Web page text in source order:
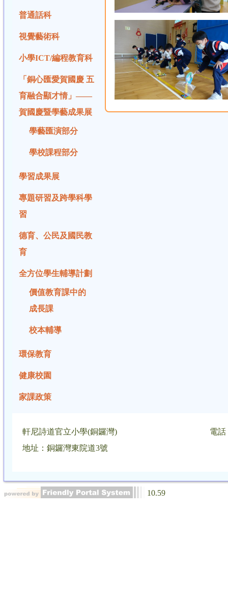
普通話科
視覺藝術科
小學ICT/編程教育科
「銅心匯愛賀國慶 五
育融合顯才情」——
賀國慶暨學藝成果展
學藝匯演部分
學校課程部分
學習成果展
專題研習及跨學科學
習
德育、公民及國民教
育
全方位學生輔導計劃
價值教育課中的
成長課
校本輔導
環保教育
健康校園
家課政策
軒尼詩道官立小學(銅鑼灣)
電話
地址：銅鑼灣東院道3號
10.59